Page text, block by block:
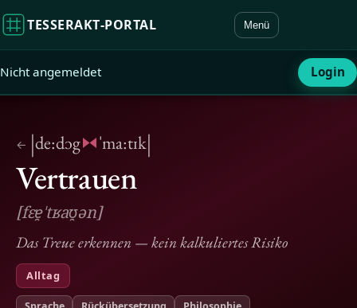
TESSERAKT‑PORTAL Menü
Nicht angemeldet Login
← |de:dɔg ˈma:tɪk|
Vertrauen
[fɛɐ̯ˈtʁaʊ̯ən]
Das Treue erkennen — kein kalkuliertes Risiko
Alltag